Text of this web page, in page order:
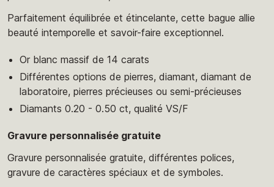
Parfaitement équilibrée et étincelante, cette bague allie
beauté intemporelle et savoir-faire exceptionnel.
Or blanc massif de 14 carats
Différentes options de pierres, diamant, diamant de
laboratoire, pierres précieuses ou semi-précieuses
Diamants 0.20 - 0.50 ct, qualité VS/F
Gravure personnalisée gratuite
Gravure personnalisée gratuite, différentes polices,
gravure de caractères spéciaux et de symboles.